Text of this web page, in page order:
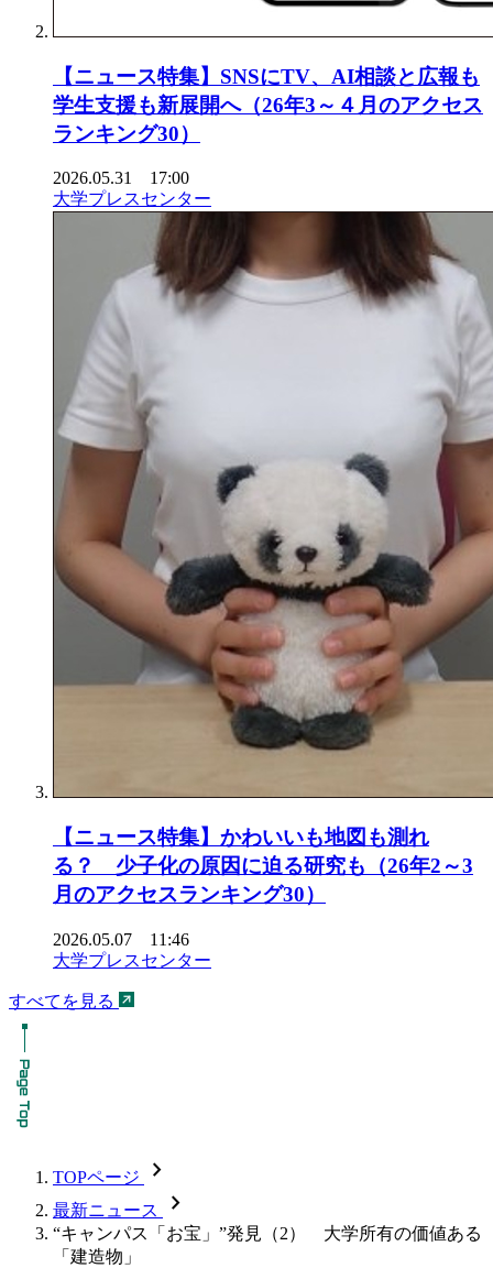
【ニュース特集】SNSにTV、AI相談と広報も
学生支援も新展開へ（26年3～４月のアクセス
ランキング30）
2026.05.31 17:00
大学プレスセンター
【ニュース特集】かわいいも地図も測れ
る？ 少子化の原因に迫る研究も（26年2～3
月のアクセスランキング30）
2026.05.07 11:46
大学プレスセンター
すべてを見る
TOPページ chevron_forward
最新ニュース chevron_forward
“キャンパス「お宝」”発見（2） 大学所有の価値ある
「建造物」